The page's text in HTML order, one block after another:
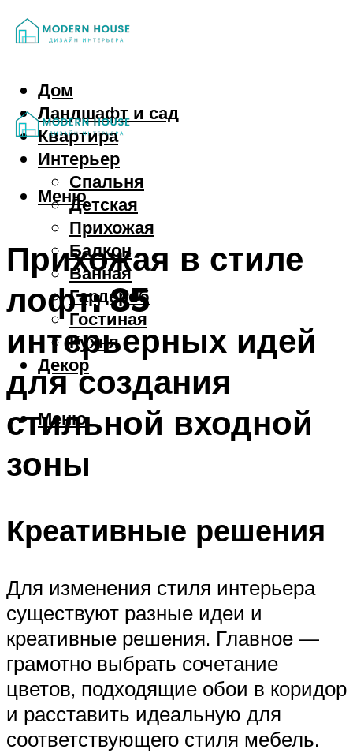
Дом
Ландшафт и сад
Квартира
Интерьер
Спальня
Детская
Прихожая
Балкон
Ванная
Гардероб
Гостиная
Кухня
Декор
Меню
Меню
Прихожая в стиле
лофт: 85
интерьерных идей
для создания
стильной входной
зоны
Креативные решения
Для изменения стиля интерьера
существуют разные идеи и
креативные решения. Главное —
грамотно выбрать сочетание
цветов, подходящие обои в коридор
и расставить идеальную для
соответствующего стиля мебель.